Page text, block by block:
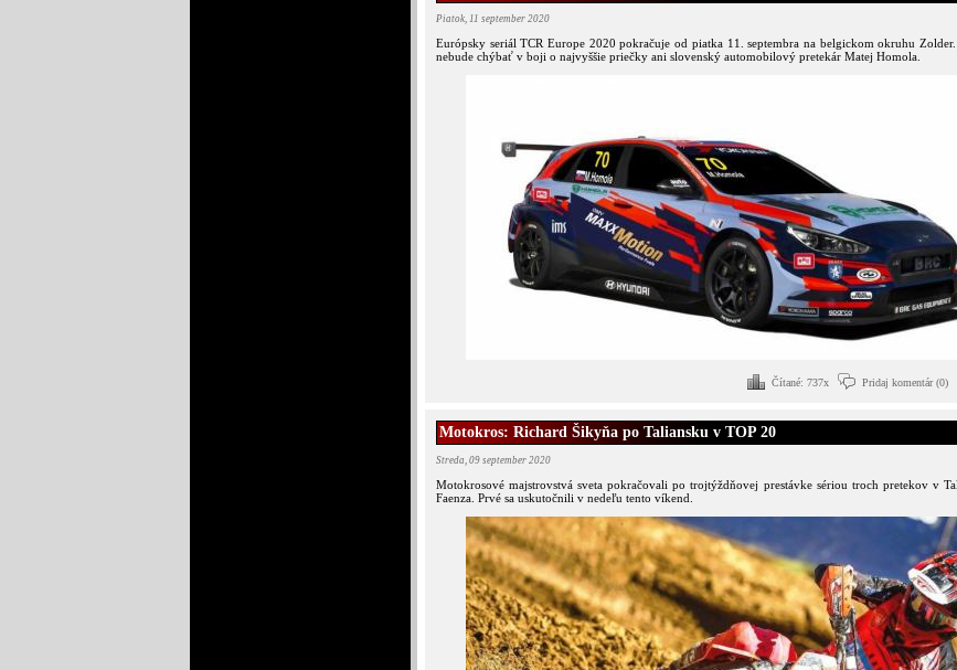
Piatok, 11 september 2020
Európsky seriál TCR Europe 2020 pokračuje od piatka 11. septembra na belgickom okruhu
nebude chýbať v boji o najvyššie priečky ani slovenský automobilový pretekár Matej Homola.
Pridaj komentár (0)
Čítané: 737x
Motokros: Richard Šikyňa po Taliansku v TOP 20
Streda, 09 september 2020
Motokrosové majstrovstvá sveta pokračovali po trojtýždňovej prestávke sériou troch pretekov v
Faenza. Prvé sa uskutočnili v nedeľu tento víkend.